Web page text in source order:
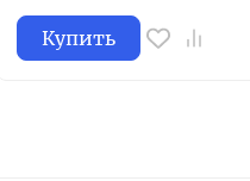
Купить